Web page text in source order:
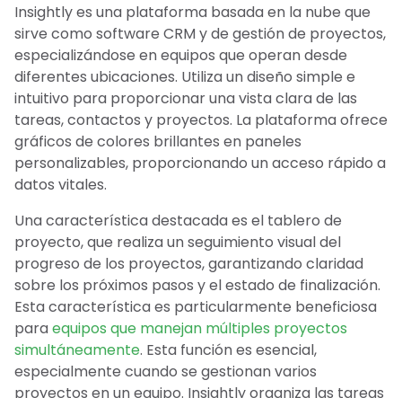
Insightly es una plataforma basada en la nube que
sirve como software CRM y de gestión de proyectos,
especializándose en equipos que operan desde
diferentes ubicaciones. Utiliza un diseño simple e
intuitivo para proporcionar una vista clara de las
tareas, contactos y proyectos. La plataforma ofrece
gráficos de colores brillantes en paneles
personalizables, proporcionando un acceso rápido a
datos vitales.
Una característica destacada es el tablero de
proyecto, que realiza un seguimiento visual del
progreso de los proyectos, garantizando claridad
sobre los próximos pasos y el estado de finalización.
Esta característica es particularmente beneficiosa
paraequipos que manejan múltiples proyectos
simultáneamente. Esta función es esencial,
especialmente cuando se gestionan varios
proyectos en un equipo. Insightly organiza las tareas